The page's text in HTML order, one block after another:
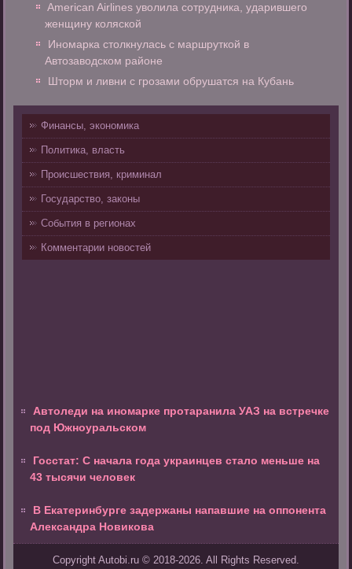
American Airlines уволила сотрудника, ударившего
женщину коляской
Иномарка столкнулась с маршруткой в
Автозаводском районе
Шторм и ливни с грозами обрушатся на Кубань
Финансы, экономика
Политика, власть
Происшествия, криминал
Государство, законы
События в регионах
Комментарии новостей
Автоледи на иномарке протаранила УАЗ на встречке
под Южноуральском
Госстат: С начала года украинцев стало меньше на
43 тысячи человек
В Екатеринбурге задержаны напавшие на оппонента
Александра Новикова
Copyright Autobi.ru © 2018-2026. All Rights Reserved.